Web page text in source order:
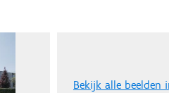
Bekijk alle beelden